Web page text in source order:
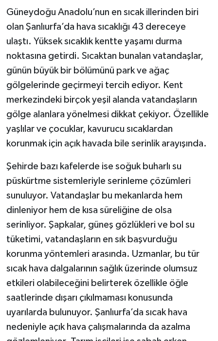
Güneydoğu Anadolu’nun en sıcak illerinden biri
olan Şanlıurfa’da hava sıcaklığı 43 dereceye
ulaştı. Yüksek sıcaklık kentte yaşamı durma
noktasına getirdi. Sıcaktan bunalan vatandaşlar,
günün büyük bir bölümünü park ve ağaç
gölgelerinde geçirmeyi tercih ediyor. Kent
merkezindeki birçok yeşil alanda vatandaşların
gölge alanlara yönelmesi dikkat çekiyor. Özellikle
yaşlılar ve çocuklar, kavurucu sıcaklardan
korunmak için açık havada bile serinlik arayışında.
Şehirde bazı kafelerde ise soğuk buharlı su
püskürtme sistemleriyle serinleme çözümleri
sunuluyor. Vatandaşlar bu mekanlarda hem
dinleniyor hem de kısa süreliğine de olsa
serinliyor. Şapkalar, güneş gözlükleri ve bol su
tüketimi, vatandaşların en sık başvurduğu
korunma yöntemleri arasında. Uzmanlar, bu tür
sıcak hava dalgalarının sağlık üzerinde olumsuz
etkileri olabileceğini belirterek özellikle öğle
saatlerinde dışarı çıkılmaması konusunda
uyarılarda bulunuyor. Şanlıurfa’da sıcak hava
nedeniyle açık hava çalışmalarında da azalma